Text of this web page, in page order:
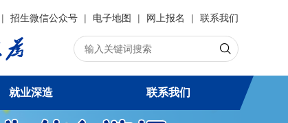
| 招生微信公众号 | 电子地图 | 网上报名 | 联系我们
就业深造 联系我们